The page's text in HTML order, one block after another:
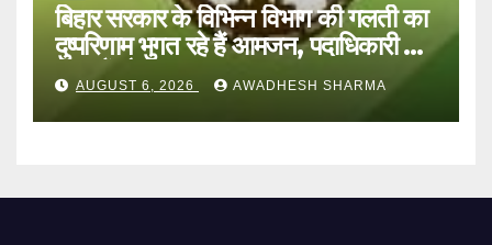
बिहार सरकार के विभिन्न विभाग की गलती का
दुष्परिणाम भुगत रहे हैं आमजन, पदाधिकारी और
अन्य हैं मौन
AUGUST 6, 2026 AWADHESH SHARMA